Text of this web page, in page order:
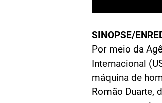
SINOPSE/
Por meio da
Internacional
máquina de
Romão Duarte,